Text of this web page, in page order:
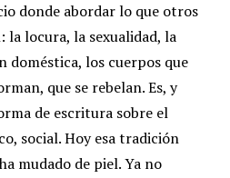
donde abordar lo que otros
locura, la sexualidad, la
doméstica, los cuerpos que
que se rebelan.Es, y
de escritura sobre el
social. Hoy esa tradición
mudado de piel. Ya no